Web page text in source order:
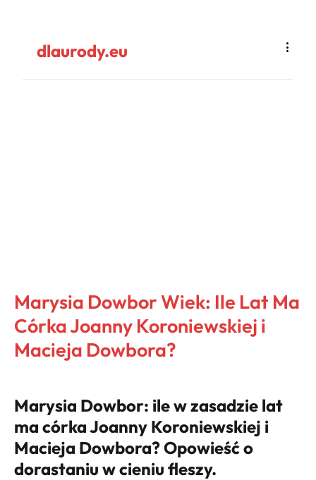
dlaurody.eu
Marysia Dowbor Wiek: Ile Lat Ma
Córka Joanny Koroniewskiej i
Macieja Dowbora?
Marysia Dowbor: ile w zasadzie lat
ma córka Joanny Koroniewskiej i
Macieja Dowbora? Opowieść o
dorastaniu w cieniu fleszy.